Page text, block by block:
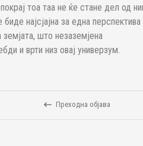
тоа таа не ќе стане дел од
биде најсјајна за една
земјата, што незаземјена
и врти низ овај универзум.
Преходна објава